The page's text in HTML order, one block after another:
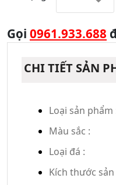
Gọi 0961.933.688
CHI TIẾT SẢN
Loại sản phẩm
Màu sắc :
Loại đá :
Kích thước